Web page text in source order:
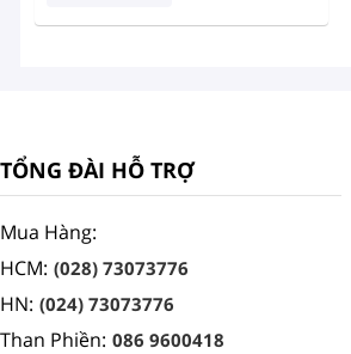
TỔNG ĐÀI HỖ TRỢ
Mua Hàng:
HCM: (028) 73073776
HN: (024) 73073776
Than Phiền: 086 9600418